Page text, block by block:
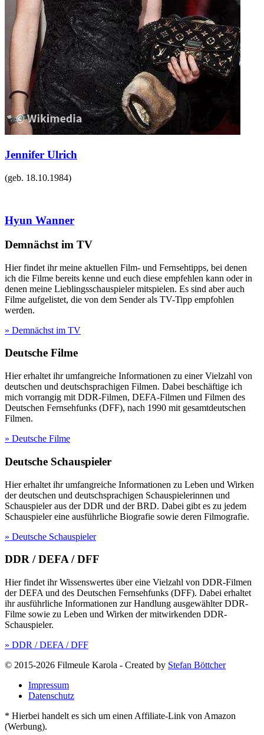
Jennifer Ulrich
(geb. 18.10.1984)
Hyun Wanner
Demnächst im TV
Hier findet ihr meine aktuellen Film- und Fernsehtipps, bei denen
ich die Filme bereits kenne und euch diese empfehlen kann oder in
denen meine Lieblingsschauspieler mitspielen. Es sind aber auch
Filme aufgelistet, die von dem Sender als TV-Tipp empfohlen
werden.
» Demnächst im TV
Deutsche Filme
Hier erhaltet ihr umfangreiche Informationen zu einer Vielzahl von
deutschen und deutschsprachigen Filmen. Dabei beschäftige ich
mich vorrangig mit DDR-Filmen, DEFA-Filmen und Filmen des
Deutschen Fernsehfunks (DFF), nach 1990 mit gesamtdeutschen
Filmen.
» Deutsche Filme
Deutsche Schauspieler
Hier erhaltet ihr umfangreiche Informationen zu Leben und Wirken
der deutschen und deutschsprachigen Schauspielerinnen und
Schauspieler aus der DDR und der BRD. Dabei gibt es zu jedem
Schauspieler eine ausführliche Biografie sowie deren Filmografie.
» Deutsche Schauspieler
DDR / DEFA / DFF
Hier findet ihr Wissenswertes über eine Vielzahl von DDR-Filmen
der DEFA und des Deutschen Fernsehfunks (DFF). Dabei erhaltet
ihr ausführliche Informationen zur Handlung ausgewählter DDR-
Filme sowie zu Leben und Wirken der mitwirkenden DDR-
Schauspieler.
» DDR / DEFA / DFF
© 2015-2026 Filmeule Karola - Created by Stefan Böttcher
Impressum
Datenschutz
* Hierbei handelt es sich um einen Affiliate-Link von Amazon
(Werbung).